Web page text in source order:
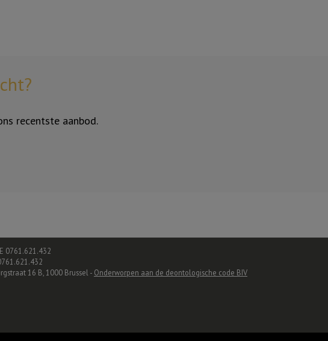
recentste aanbod.
0761.621.432
16 B, 1000 Brussel - Onderworpen aan de deontologische code BIV